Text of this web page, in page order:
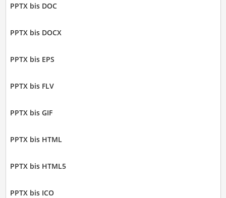
PPTX bis DOC
PPTX bis DOCX
PPTX bis EPS
PPTX bis FLV
PPTX bis GIF
PPTX bis HTML
PPTX bis HTML5
PPTX bis ICO